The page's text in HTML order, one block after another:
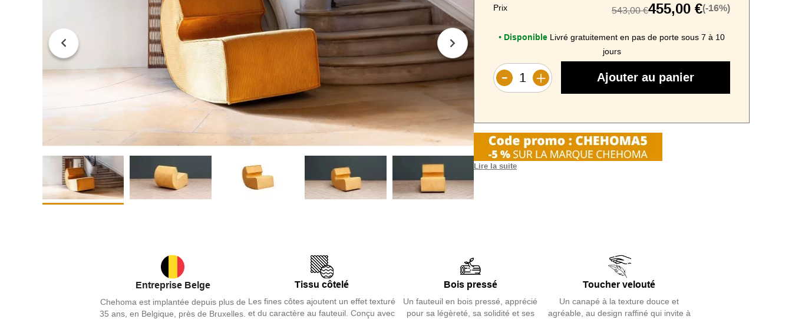
Prix 543,00 €455,00 €(-16%)
• Disponible Livré gratuitement en pas de porte sous 7 à 10
jours
Ajouter au panier
assise basse de 45 cm, un
forme enveloppante, il offre une posture relaxante idéale au
quotidien.
Conçu enbois presséavec untissu en polyester texturé
Lire la suite
Entreprise Belge
Chehoma est implantée depuis plus de
35 ans, en Belgique, près de Bruxelles.
Tissu côtelé
Les fines côtes ajoutent un effet texturé
et du caractère au fauteuil. Conçu avec
Bois pressé
Un fauteuil en bois pressé, apprécié
pour sa légèreté, sa solidité et ses
Toucher velouté
Un canapé à la texture douce et
agréable, au design raffiné qui invite à